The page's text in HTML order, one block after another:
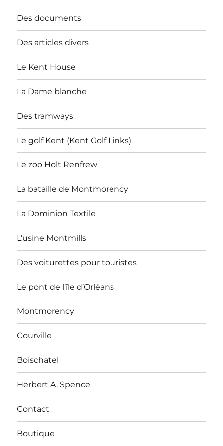
Des documents
Des articles divers
Le Kent House
La Dame blanche
Des tramways
Le golf Kent (Kent Golf Links)
Le zoo Holt Renfrew
La bataille de Montmorency
La Dominion Textile
L’usine Montmills
Des voiturettes pour touristes
Le pont de l’île d’Orléans
Montmorency
Courville
Boischatel
Herbert A. Spence
Contact
Boutique